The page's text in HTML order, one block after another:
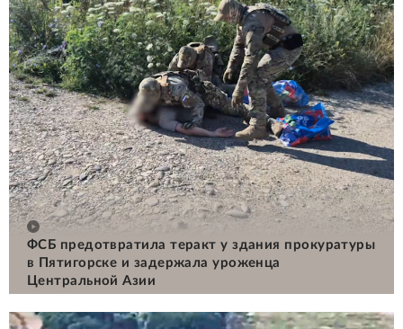
ФСБ предотвратила теракт у здания прокуратуры
в Пятигорске и задержала уроженца
Центральной Азии